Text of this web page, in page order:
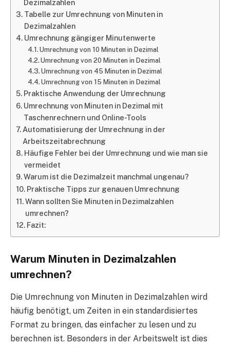
Dezimalzahlen
Tabelle zur Umrechnung von Minuten in
Dezimalzahlen
Umrechnung gängiger Minutenwerte
Umrechnung von 10 Minuten in Dezimal
Umrechnung von 20 Minuten in Dezimal
Umrechnung von 45 Minuten in Dezimal
Umrechnung von 15 Minuten in Dezimal
Praktische Anwendung der Umrechnung
Umrechnung von Minuten in Dezimal mit
Taschenrechnern und Online-Tools
Automatisierung der Umrechnung in der
Arbeitszeitabrechnung
Häufige Fehler bei der Umrechnung und wie man sie
vermeidet
Warum ist die Dezimalzeit manchmal ungenau?
Praktische Tipps zur genauen Umrechnung
Wann sollten Sie Minuten in Dezimalzahlen
umrechnen?
Fazit:
Warum Minuten in Dezimalzahlen
umrechnen?
Die Umrechnung von Minuten in Dezimalzahlen wird
häufig benötigt, um Zeiten in ein standardisiertes
Format zu bringen, das einfacher zu lesen und zu
berechnen ist. Besonders in der Arbeitswelt ist dies